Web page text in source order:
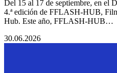
Del 15 al 17 de septiembre, en el
4.ª edición de FFLASH-HUB,
Hub. Este año, FFLASH-HUB…
30.06.2026